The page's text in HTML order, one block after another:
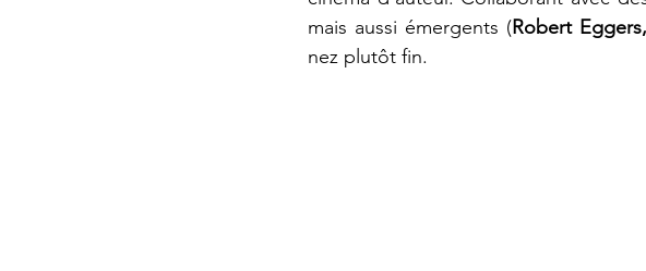
mais aussi émergents (Robert
nez plutôt fin.